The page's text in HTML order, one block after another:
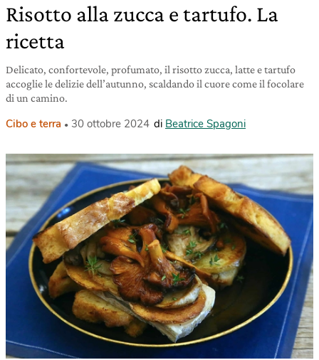
Risotto alla zucca e tartufo. La
ricetta
Delicato, confortevole, profumato, il risotto zucca, latte e tartufo
accoglie le delizie dell’autunno, scaldando il cuore come il focolare
di un camino.
Cibo e terra 30 ottobre 2024 di Beatrice Spagoni